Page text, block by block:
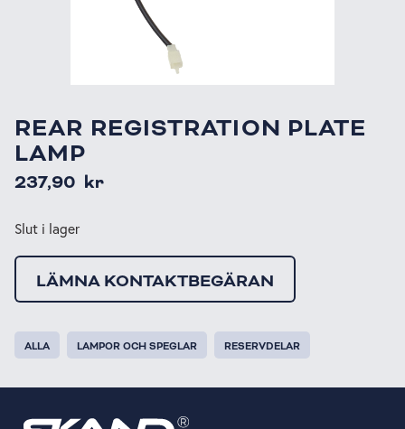
REAR REGISTRATION PLATE
LAMP
237,90 kr
Slut i lager
LÄMNA KONTAKTBEGÄRAN
ALLA LAMPOR OCH SPEGLAR RESERVDELAR